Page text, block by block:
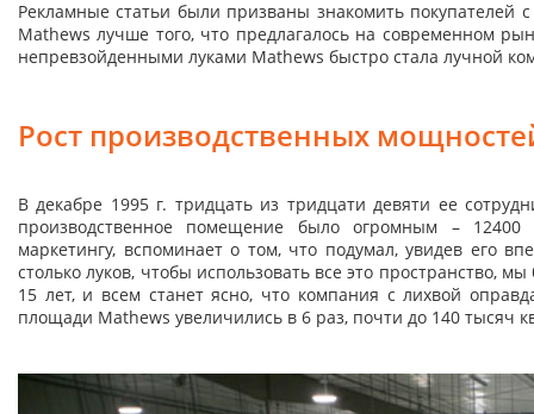
Рекламные статьи были призваны знакомить покупателей
Mathews лучше того, что предлагалось на современном
непревзойденными луками Mathews быстро стала лучной
Рост производственных
В декабре 1995 г. тридцать из тридцати девяти ее
производственное помещение было огромным –
маркетингу, вспоминает о том, что подумал, увидев его
столько луков, чтобы использовать все это пространство,
15 лет, и всем станет ясно, что компания с лихвой
площади Mathews увеличились в 6 раз, почти до 140 тысяч